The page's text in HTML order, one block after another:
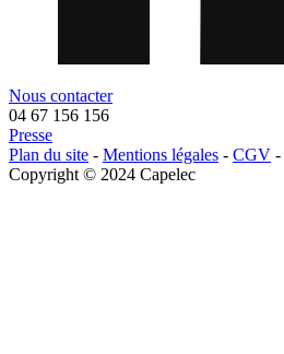
Nous contacter
04 67 156 156
Presse
Menu
legals
Plan du site - Mentions légales - CGV -
Copyright © 2024 Capelec